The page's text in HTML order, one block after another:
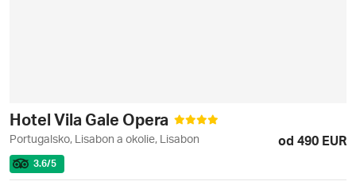
Hotel Vila Gale Opera
Portugalsko, Lisabon a okolie, Lisabon od 490 EUR
3.6/5